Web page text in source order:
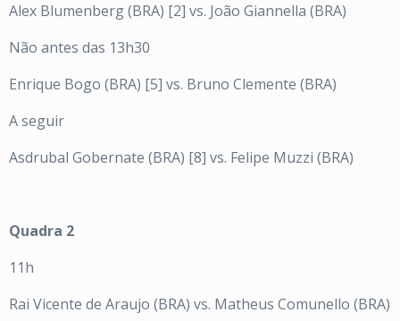
Alex Blumenberg (BRA) [2] vs. João Giannella (BRA)
Não antes das 13h30
Enrique Bogo (BRA) [5] vs. Bruno Clemente (BRA)
A seguir
Asdrubal Gobernate (BRA) [8] vs. Felipe Muzzi (BRA)
Quadra 2
11h
Rai Vicente de Araujo (BRA) vs. Matheus Comunello (BRA)